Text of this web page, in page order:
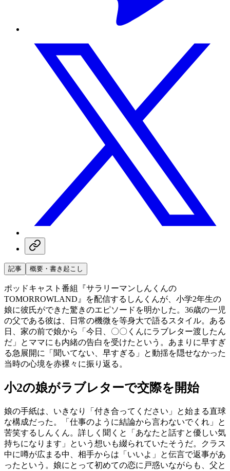
記事 概要・書き起こし
ポッドキャスト番組『サラリーマンしんくんの
TOMORROWLAND』を配信するしんくんが、小学2年生の
娘に彼氏ができた驚きのエピソードを明かした。36歳の一児
の父である彼は、日常の機微を等身大で語るスタイル。ある
日、家の前で娘から「今日、〇〇くんにラブレター渡したん
だ」とママにも内緒の告白を受けたという。あまりに早すぎ
る急展開に「聞いてない、早すぎる」と動揺を隠せなかった
当時の心境を赤裸々に振り返る。
小2の娘がラブレターで交際を開始
娘の手紙は、いきなり「付き合ってください」と始まる直球
な構成だった。「仕事のように結論から言わないでくれ」と
苦笑するしんくん。詳しく聞くと「あなたと話すと優しい気
持ちになります」という想いも綴られていたそうだ。クラス
中に噂が広まる中、相手からは「いいよ」と伝言で返事があ
ったという。娘にとって初めての恋に戸惑いながらも、父と